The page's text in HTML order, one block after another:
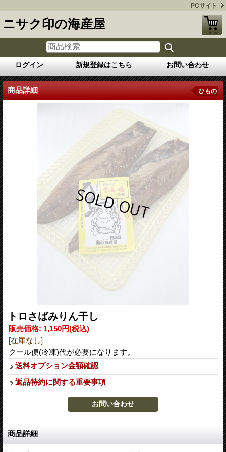
PCサイト
ニサク印の海産屋
ログイン 新規登録はこちら お問い合わせ
商品詳細 ひもの
トロさばみりん干し
販売価格: 1,150円(税込)
[在庫なし]
クール便(冷凍)代が必要になります。
送料オプション金額確認
返品特約に関する重要事項
商品詳細